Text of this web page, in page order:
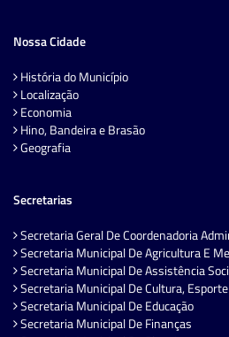
Nossa Cidade
História do Município
Localização
Economia
Hino, Bandeira e Brasão
Geografia
Secretarias
Secretaria Geral De Coordenadoria
Secretaria Municipal De Agricultura E
Secretaria Municipal De Assistência
Secretaria Municipal De Cultura,
Secretaria Municipal De Educação
Secretaria Municipal De Finanças